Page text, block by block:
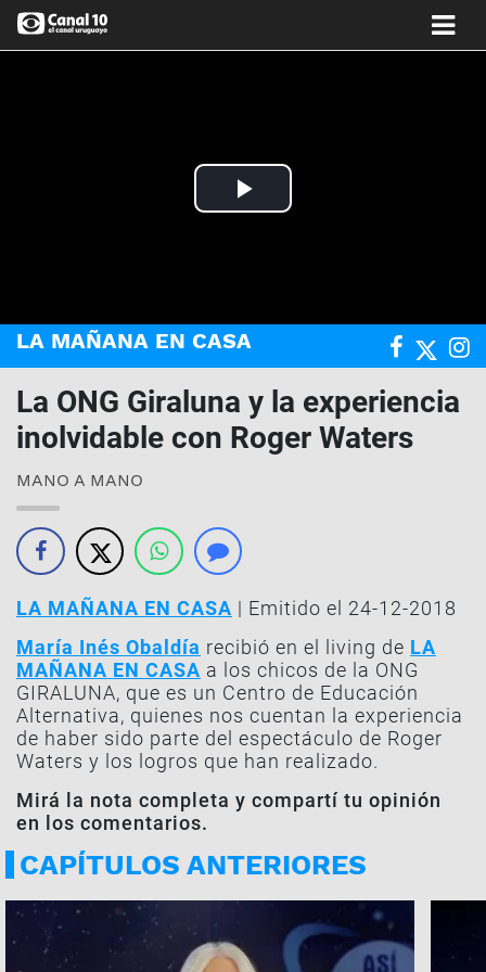
Play
LA MAÑANA EN CASA
La ONG Giraluna y la experiencia
inolvidable con Roger Waters
MANO A MANO
LA MAÑANA EN CASA | Emitido el 24-12-2018
María Inés Obaldía recibió en el living de LA
MAÑANA EN CASA a los chicos de la ONG
GIRALUNA, que es un Centro de Educación
Alternativa, quienes nos cuentan la experiencia
de haber sido parte del espectáculo de Roger
Waters y los logros que han realizado.
Mirá la nota completa y compartí tu opinión
en los comentarios.
CAPÍTULOS ANTERIORES